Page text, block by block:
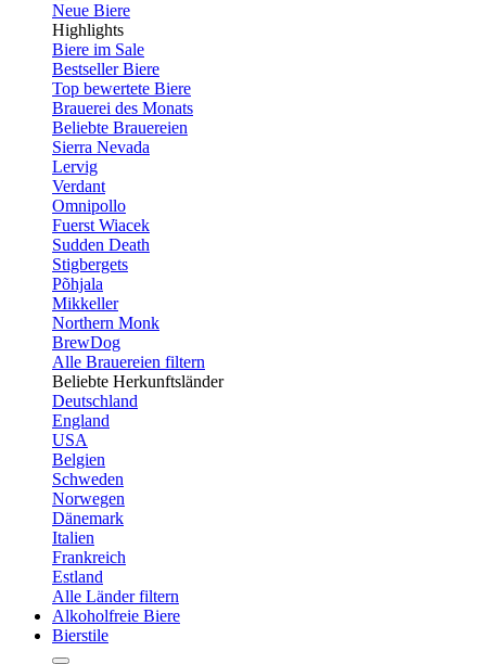
Neue Biere
Highlights
Biere im Sale
Bestseller Biere
Top bewertete Biere
Brauerei des Monats
Beliebte Brauereien
Sierra Nevada
Lervig
Verdant
Omnipollo
Fuerst Wiacek
Sudden Death
Stigbergets
Põhjala
Mikkeller
Northern Monk
BrewDog
Alle Brauereien filtern
Beliebte Herkunftsländer
Deutschland
England
USA
Belgien
Schweden
Norwegen
Dänemark
Italien
Frankreich
Estland
Alle Länder filtern
Alkoholfreie Biere
Bierstile